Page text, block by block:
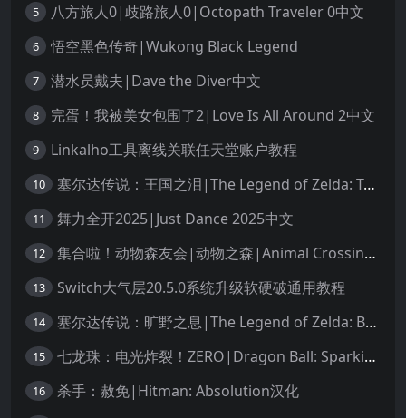
5 八方旅人0|歧路旅人0|Octopath Traveler 0中文
6 悟空黑色传奇|Wukong Black Legend
7 潜水员戴夫|Dave the Diver中文
8 完蛋！我被美女包围了2|Love Is All Around 2中文
9 Linkalho工具离线关联任天堂账户教程
10 塞尔达传说：王国之泪|The Legend of Zelda: Tears of the Kingdom中文
11 舞力全开2025|Just Dance 2025中文
12 集合啦！动物森友会|动物之森|Animal Crossing: New Horizons中文
13 Switch大气层20.5.0系统升级软硬破通用教程
14 塞尔达传说：旷野之息|The Legend of Zelda: Breath of the Wild中文
15 七龙珠：电光炸裂！ZERO|Dragon Ball: Sparking! Zero中文
16 杀手：赦免|Hitman: Absolution汉化